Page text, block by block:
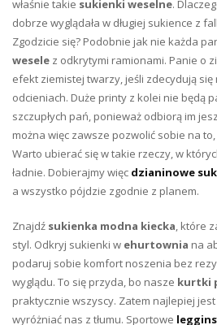
właśnie takie sukienki weselne.
dobrze wyglądała w długiej sukience z
Zgodzicie się? Podobnie jak nie każda
wesele z odkrytymi ramionami. Panie o
efekt ziemistej twarzy, jeśli zdecydują się
odcieniach. Duże printy z kolei nie będą
szczupłych pań, ponieważ odbiorą im
można więc zawsze pozwolić sobie na
Warto ubierać się w takie rzeczy, w
ładnie. Dobierajmy więc dzianinowe
a wszystko pójdzie zgodnie z planem.
Znajdź sukienka modna kiecka, które
styl. Odkryj sukienki w ehurtownia na
podaruj sobie komfort noszenia bez
wyglądu. To się przyda, bo nasze kurtki
praktycznie wszyscy. Zatem najlepiej
wyróżniać nas z tłumu. Sportowe